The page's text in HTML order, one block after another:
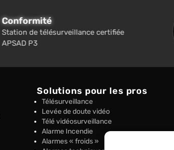
Conformité
Station de télésurveillance certifiée
APSAD P3
Solutions pour les pros
Télésurveillance
Levée de doute vidéo
Télé vidéosurveillance
Alarme Incendie
Alarmes « froids »